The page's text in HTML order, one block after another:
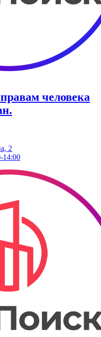
человека
2
14:00